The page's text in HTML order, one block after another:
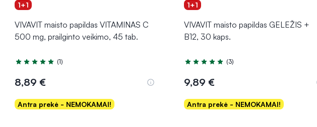
1+1
VIVAVIT maisto papildas VITAMINAS C
500 mg, prailginto veikimo, 45 tab.
Įvertinimas 5.0 iš 5
(1)
8,89 €
Antra prekė - NEMOKAMAI!
Į krepšelį
1+1
VIVAVIT maisto papildas GELEŽIS +
B12, 30 kaps.
Įvertinimas 5.0 iš 5
(3)
9,89 €
Antra prekė - NEMOKAMAI!
Į krepšelį